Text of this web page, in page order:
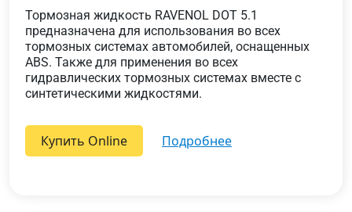
Тормозная жидкость RAVENOL DOT 5.1
предназначена для использования во всех
тормозных системах автомобилей, оснащенных
ABS. Также для применения во всех
гидравлических тормозных системах вместе с
синтетическими жидкостями.
Купить Online подробнее